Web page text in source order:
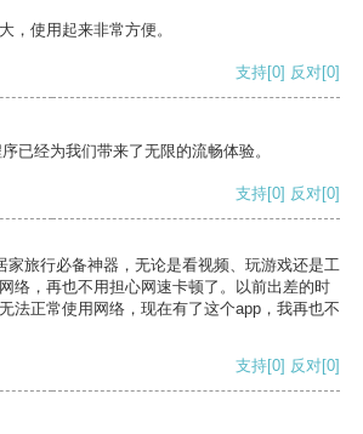
，使用起来非常方便。
支持[0] 反对[0]
已经为我们带来了无限的流畅体验。
支持[0] 反对[0]
家旅行必备神器，无论是看视频、玩游戏还是工
络，再也不用担心网速卡顿了。以前出差的时
法正常使用网络，现在有了这个app，我再也不
支持[0] 反对[0]